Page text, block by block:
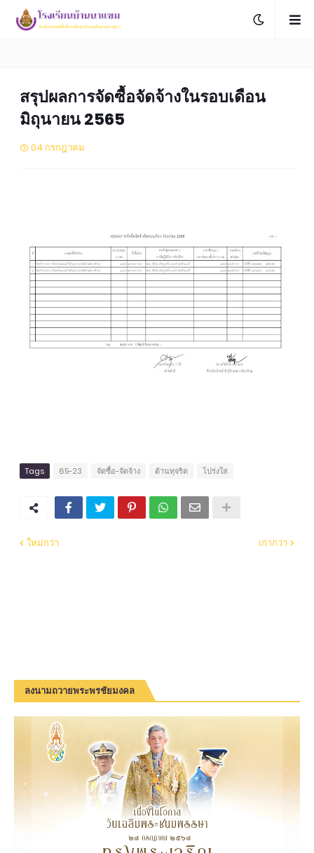
สรุปผลการจัดซื้อจัดจ้างในรอบเดือน
มิถุนายน 2565
04 กรกฎาคม
Tags 65-23 จัดซื้อ-จัดจ้าง ต้านทุจริต โปร่งใส
ใหม่กว่า เก่ากว่า
ลงนามถวายพระพรชัยมงคล